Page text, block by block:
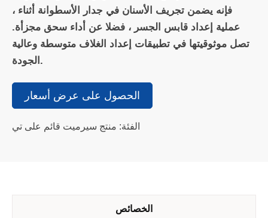
، فإنه يضمن تجريف الأسنان في جدار الأسطوانة أثناء
عملية إعداد قابس الجسر ، فضلا عن أداء سحق مجزأة.
تصل موثوقيتها في تطبيقات إعداد الغلاف متوسطة وعالية
الجودة.
الحصول على عرض أسعار
الفئة: منتج سيرميت قائم على تي
الخصائص